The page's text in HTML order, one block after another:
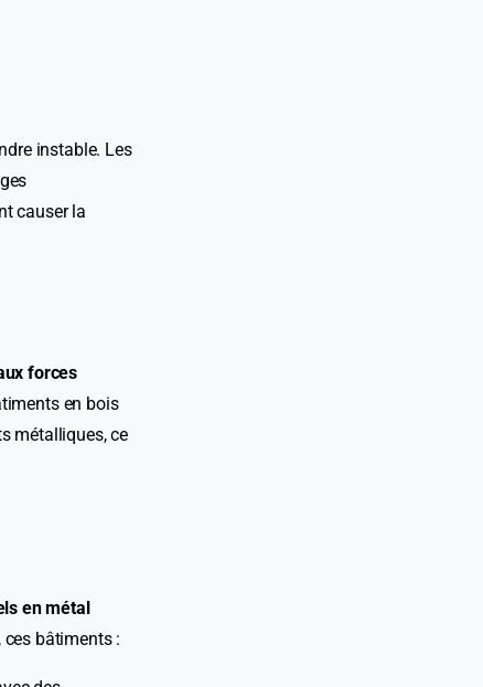
instable. Les
causer la
forces
en bois
métalliques, ce
en métal
bâtiments :